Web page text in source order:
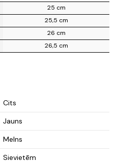
25 cm
25,5 cm
26 cm
26,5 cm
Cits
Jauns
Melns
Sievietēm